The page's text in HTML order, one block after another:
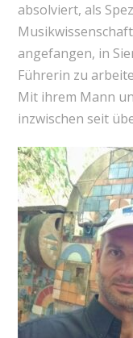
absolviert, als
angefangen, in
Führerin zu
Mit ihrem Mann
inzwischen seit